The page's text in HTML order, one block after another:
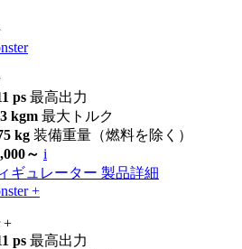
ps 最高出力
kgm 最大トルク
kg 装備重量（燃料を除く）
～ i
ギュレーター 製品詳細
+
+
ps 最高出力